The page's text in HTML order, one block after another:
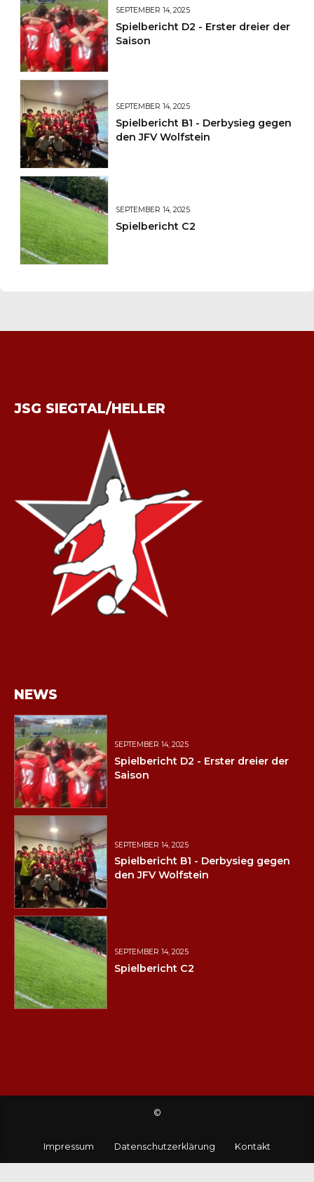
SEPTEMBER 14, 2025
Spielbericht D2 - Erster dreier der
Saison
SEPTEMBER 14, 2025
Spielbericht B1 - Derbysieg gegen
den JFV Wolfstein
SEPTEMBER 14, 2025
Spielbericht C2
JSG SIEGTAL/HELLER
NEWS
SEPTEMBER 14, 2025
Spielbericht D2 - Erster dreier der
Saison
SEPTEMBER 14, 2025
Spielbericht B1 - Derbysieg gegen
den JFV Wolfstein
SEPTEMBER 14, 2025
Spielbericht C2
©
Impressum Datenschutzerklärung Kontakt